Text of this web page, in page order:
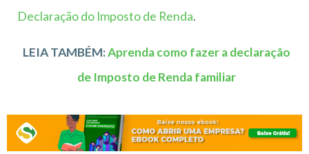
Declaração do Imposto de Renda.
LEIA TAMBÉM:Aprenda como fazer a declaração
de Imposto de Renda familiar